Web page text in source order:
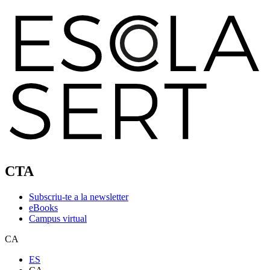
CTA
Subscriu-te a la newsletter
eBooks
Campus virtual
CA
ES